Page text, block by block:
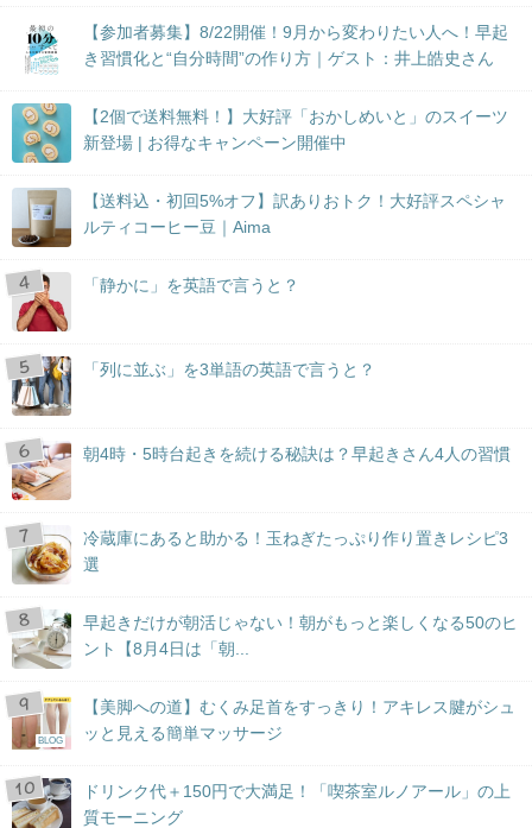
【参加者募集】8/22開催！9月から変わりたい人へ！早起
き習慣化と“自分時間”の作り方｜ゲスト：井上皓史さん
【2個で送料無料！】大好評「おかしめいと」のスイーツ
新登場 | お得なキャンペーン開催中
【送料込・初回5%オフ】訳ありおトク！大好評スペシャ
ルティコーヒー豆｜Aima
「静かに」を英語で言うと？
「列に並ぶ」を3単語の英語で言うと？
朝4時・5時台起きを続ける秘訣は？早起きさん4人の習慣
冷蔵庫にあると助かる！玉ねぎたっぷり作り置きレシピ3
選
早起きだけが朝活じゃない！朝がもっと楽しくなる50のヒ
ント【8月4日は「朝...
BLOG
【美脚への道】むくみ足首をすっきり！アキレス腱がシュ
ッと見える簡単マッサージ
ドリンク代＋150円で大満足！「喫茶室ルノアール」の上
質モーニング